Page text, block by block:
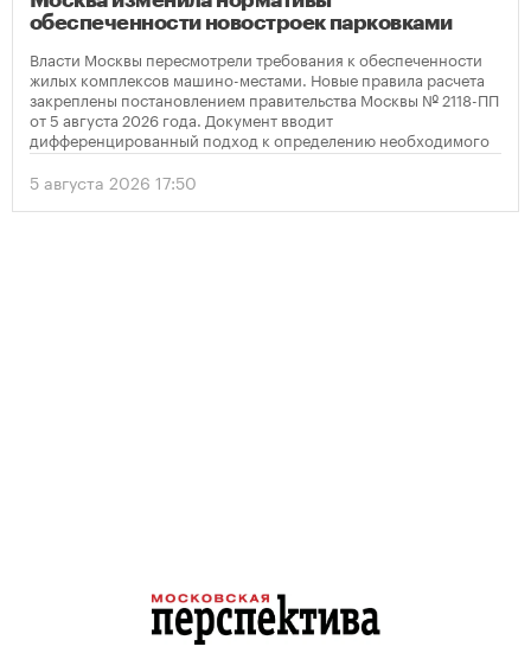
обеспеченности новостроек парковками
Власти Москвы пересмотрели требования к обеспеченности
жилых комплексов машино-местами. Новые правила расчета
закреплены постановлением правительства Москвы № 2118-ПП
от 5 августа 2026 года. Документ вводит
дифференцированный подход к определению необходимого
количества парковок в зависимости от площади квартир и
устанавливает переходный период для уже согласованных
проектов.
5 августа 2026 17:50